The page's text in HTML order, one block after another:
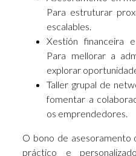
Para estruturar
escalables.
Xestión financeira
Para mellorar a
explorar
Taller grupal de
fomentar a
os emprendedores.
O bono de asesoramento
práctico e